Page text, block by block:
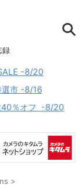
録
-8/20
選市 -8/16
40％オフ -8/20
>